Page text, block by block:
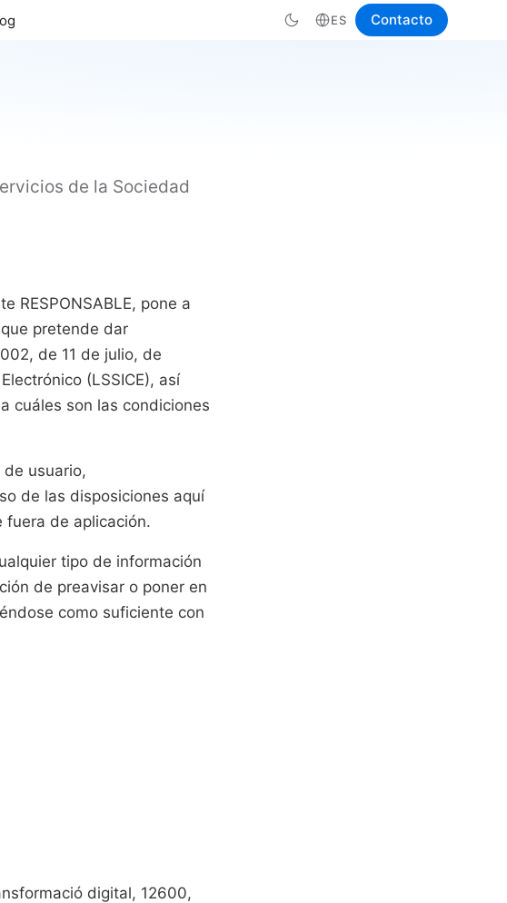
ES Contacto
de la Sociedad
RESPONSABLE, pone a
pretende dar
de 11 de julio, de
(LSSICE), así
cuáles son las condiciones
usuario,
de las disposiciones aquí
fuera de aplicación.
tipo de información
de preavisar o poner en
como suficiente con
digital, 12600,